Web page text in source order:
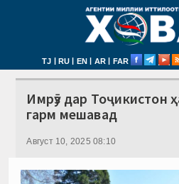
TJ | RU | EN | AR | FAR
Имрӯз дар Тоҷикистон
гарм мешавад
Август 10, 2025 08:10